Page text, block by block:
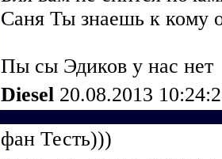
Саня Ты знаешь к кому
Пы сы Эдиков у нас нет
Diesel 20.08.2013
фан Тесть)))